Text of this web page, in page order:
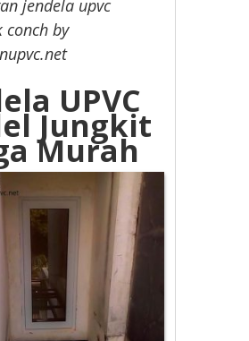
jendela upvc
conch by
UPVC
Jungkit
Murah